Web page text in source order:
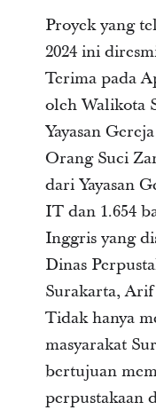
Proyek yang
2024 ini
Terima pada
oleh Walikota
Yayasan
Orang Suci
dari Yayasan
IT dan 1.654
Inggris yang
Dinas
Surakarta,
Tidak hanya
masyarakat
bertujuan
perpustakaan